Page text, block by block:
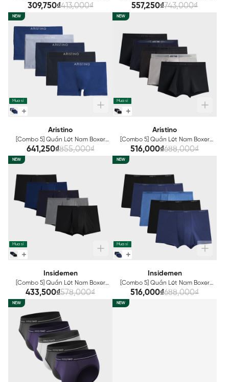
Insidemen IBX003EDP03
309,750₫413,000₫
Aristino ABX003EXP05
557,250₫743,000₫
NEW
Mua sỉ
Aristino
[Combo 5] Quần Lót Nam Boxer
Aristino ABX012EXP05
641,250₫855,000₫
NEW
Mua sỉ
Aristino
[Combo 5] Quần Lót Nam Boxer
Cotton Organic Aristino
ABX001EXP05
516,000₫688,000₫
NEW
Mua sỉ
Insidemen
[Combo 5] Quần Lót Nam Boxer
Insidemen IBX002EXP05
433,500₫578,000₫
NEW
Mua sỉ
Insidemen
[Combo 5] Quần Lót Nam Boxer
Insidemen IBX003EDP05
516,000₫688,000₫
NEW NEW